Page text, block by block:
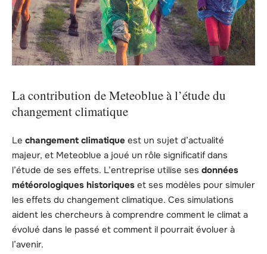
La contribution de Meteoblue à l’étude du
changement climatique
Le changement climatique est un sujet d’actualité
majeur, et Meteoblue a joué un rôle significatif dans
l’étude de ses effets. L’entreprise utilise ses données
météorologiques historiques et ses modèles pour simuler
les effets du changement climatique. Ces simulations
aident les chercheurs à comprendre comment le climat a
évolué dans le passé et comment il pourrait évoluer à
l’avenir.